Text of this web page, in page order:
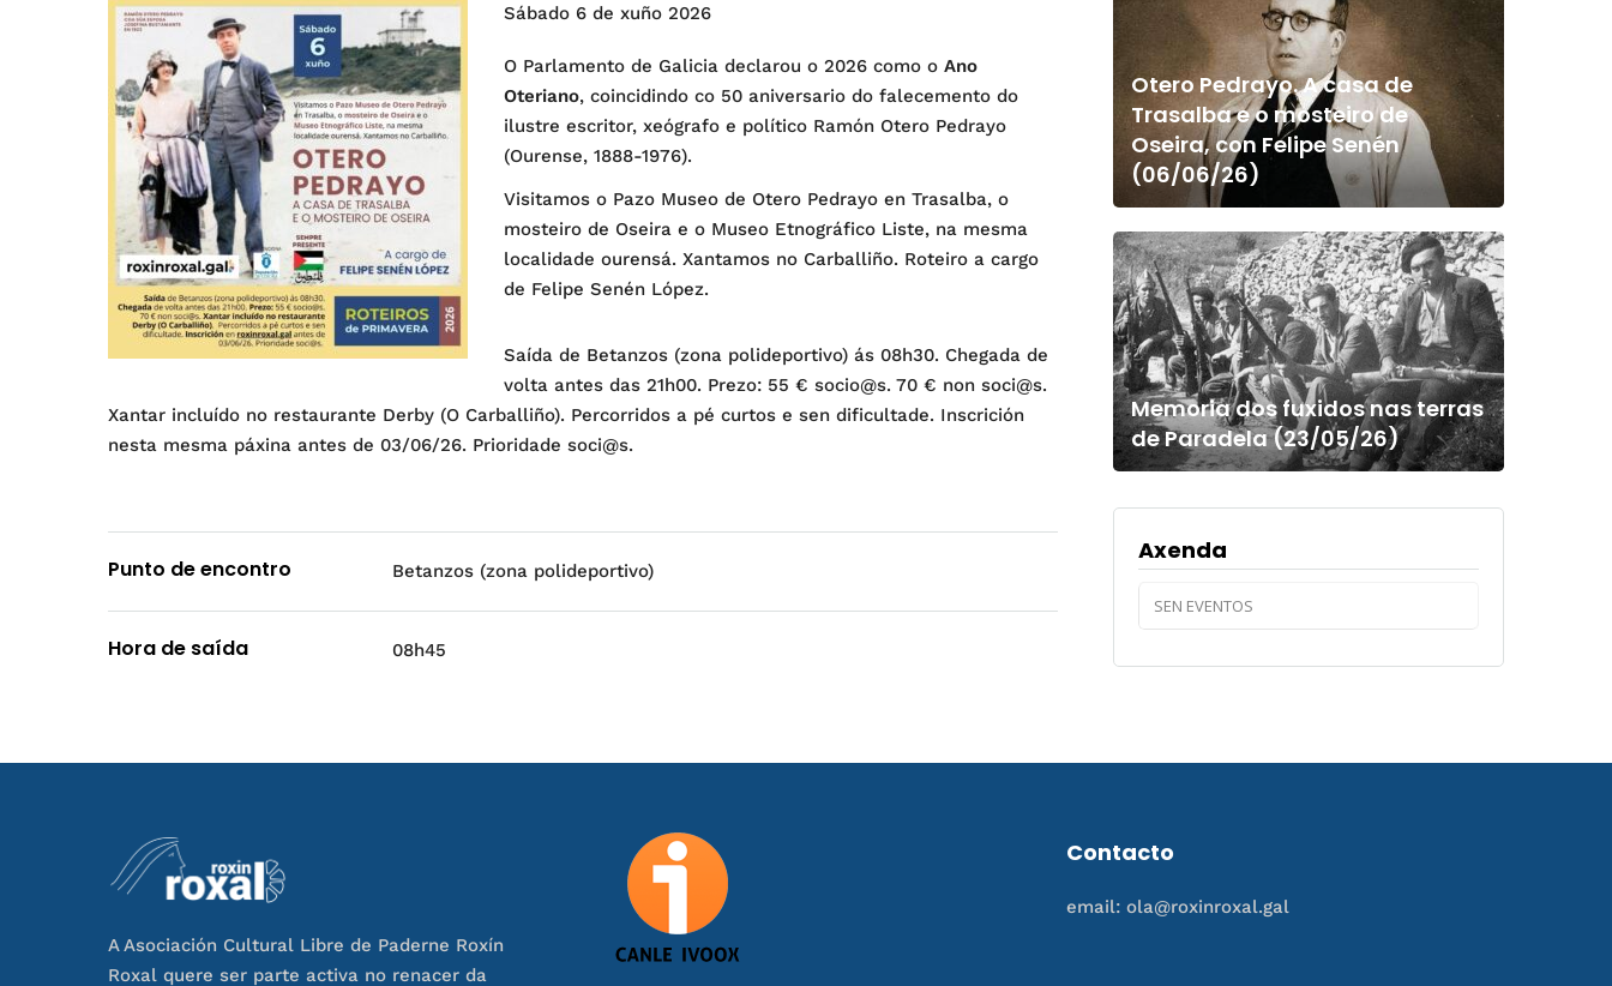
Otero Pedrayo. A casa de
Trasalba e o mosteiro de
Oseira, con Felipe Senén
(06/06/26)
Memoria dos fuxidos nas terras
de Paradela (23/05/26)
Axenda
SEN EVENTOS
Sábado 6 de xuño 2026
O Parlamento de Galicia declarou o 2026 como o Ano
Oteriano, coincidindo co 50 aniversario do falecemento do
ilustre escritor, xeógrafo e político Ramón Otero Pedrayo
(Ourense, 1888-1976).
Visitamos o Pazo Museo de Otero Pedrayo en Trasalba, o
mosteiro de Oseira e o Museo Etnográfico Liste, na mesma
localidade ourensá. Xantamos no Carballiño. Roteiro a cargo
de Felipe Senén López.
Saída de Betanzos (zona polideportivo) ás 08h30. Chegada de
volta antes das 21h00. Prezo: 55 € socio@s. 70 € non soci@s.
Xantar incluído no restaurante Derby (O Carballiño). Percorridos a pé curtos e sen dificultade. Inscrición
nesta mesma páxina antes de 03/06/26. Prioridade soci@s.
Punto de encontro Betanzos (zona polideportivo)
Hora de saída 08h45
A Asociación Cultural Libre de Paderne Roxín
Roxal quere ser parte activa no renacer da
Contacto
email: ola@roxinroxal.gal